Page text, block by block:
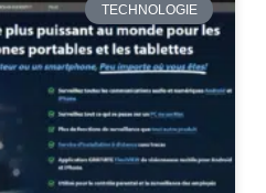
TECHNOLOGIE